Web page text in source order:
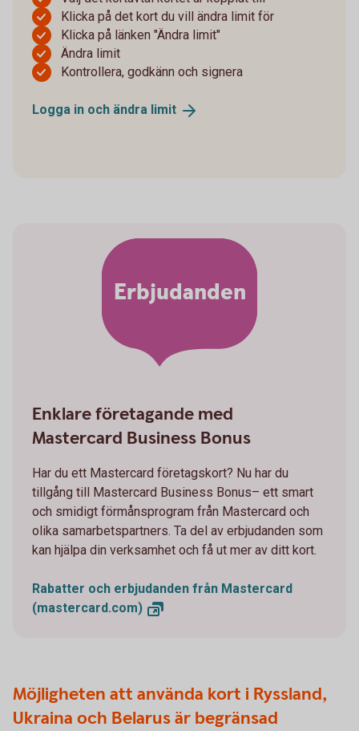
Klicka på det kort du vill ändra limit för
Klicka på länken "Ändra limit"
Ändra limit
Kontrollera, godkänn och signera
Logga in och ändra limit
Erbjudanden
Enklare företagande med
Mastercard Business Bonus
Har du ett Mastercard företagskort? Nu har du
tillgång till Mastercard Business Bonus– ett smart
och smidigt förmånsprogram från Mastercard och
olika samarbetspartners. Ta del av erbjudanden som
kan hjälpa din verksamhet och få ut mer av ditt kort.
Rabatter och erbjudanden från Mastercard
(mastercard.com)
Möjligheten att använda kort i Ryssland,
Ukraina och Belarus är begränsad